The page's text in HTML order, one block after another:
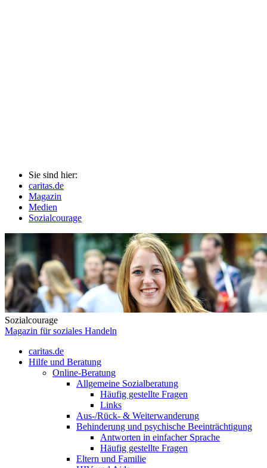
Sie sind hier:
caritas.de
Magazin
Medien
Sozialcourage
Sozialcourage
Magazin für soziales Handeln
caritas.de
Hilfe und Beratung
Online-Beratung
Allgemeine Sozialberatung
Häufig gestellte Fragen
Links
Aus-/Rück- & Weiterwanderung
Behinderung und psychische Beeinträchtigung
Antworten in einfacher Sprache
Häufig gestellte Fragen
Eltern und Familie